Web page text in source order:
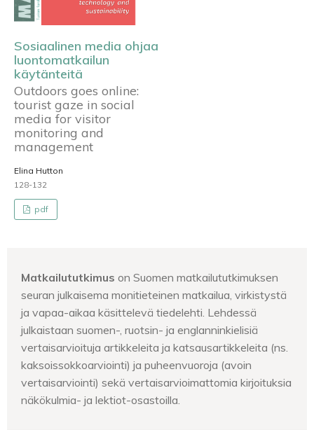
Sosiaalinen media ohjaa
luontomatkailun
käytänteitä
Outdoors goes online:
tourist gaze in social
media for visitor
monitoring and
management
Elina Hutton
128-132
pdf
Matkailututkimus on Suomen matkailututkimuksen
seuran julkaisema monitieteinen matkailua, virkistystä
ja vapaa-aikaa käsittelevä tiedelehti. Lehdessä
julkaistaan suomen-, ruotsin- ja englanninkielisiä
vertaisarvioituja artikkeleita ja katsausartikkeleita (ns.
kaksoissokkoarviointi) ja puheenvuoroja (avoin
vertaisarviointi) sekä vertaisarvioimattomia kirjoituksia
näkökulmia- ja lektiot-osastoilla.